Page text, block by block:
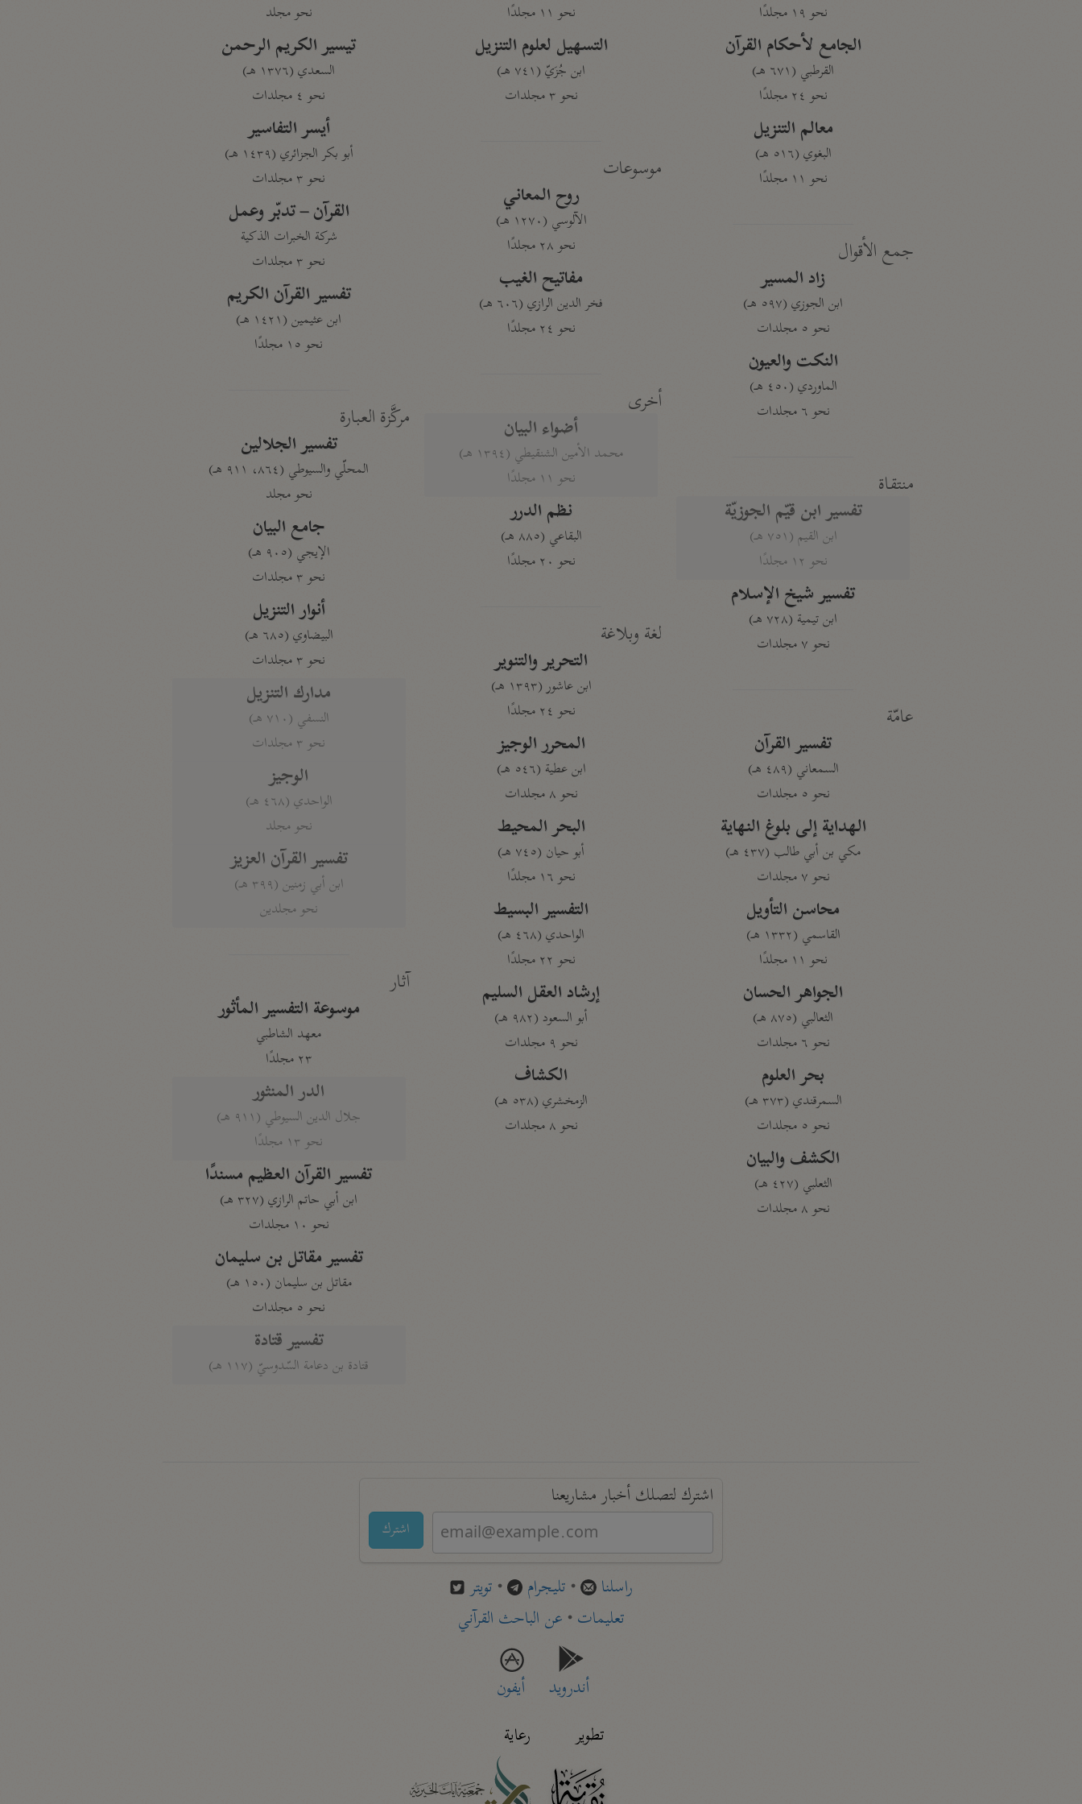
نحو ١٩ مجلدًا
الجامع لأحكام القرآن
القرطبي (٦٧١ هـ)
نحو ٢٤ مجلدًا
معالم التنزيل
البغوي (٥١٦ هـ)
نحو ١١ مجلدًا
جمع الأقوال
زاد المسير
ابن الجوزي (٥٩٧ هـ)
نحو ٥ مجلدات
النكت والعيون
الماوردي (٤٥٠ هـ)
نحو ٦ مجلدات
منتقاة
تفسير ابن قيّم الجوزيّة
ابن القيم (٧٥١ هـ)
نحو ١٢ مجلدًا
تفسير شيخ الإسلام
ابن تيمية (٧٢٨ هـ)
نحو ٧ مجلدات
عامّة
تفسير القرآن
السمعاني (٤٨٩ هـ)
نحو ٥ مجلدات
الهداية إلى بلوغ النهاية
مكي بن أبي طالب (٤٣٧ هـ)
نحو ٧ مجلدات
محاسن التأويل
القاسمي (١٣٣٢ هـ)
نحو ١١ مجلدًا
الجواهر الحسان
الثعالبي (٨٧٥ هـ)
نحو ٦ مجلدات
بحر العلوم
السمرقندي (٣٧٣ هـ)
نحو ٥ مجلدات
الكشف والبيان
الثعلبي (٤٢٧ هـ)
نحو ٨ مجلدات
نحو ١١ مجلدًا
التسهيل لعلوم التنزيل
ابن جُزَيّ (٧٤١ هـ)
نحو ٣ مجلدات
موسوعات
روح المعاني
الآلوسي (١٢٧٠ هـ)
نحو ٢٨ مجلدًا
مفاتيح الغيب
فخر الدين الرازي (٦٠٦ هـ)
نحو ٢٤ مجلدًا
أخرى
أضواء البيان
محمد الأمين الشنقيطي (١٣٩٤ هـ)
نحو ١١ مجلدًا
نظم الدرر
البقاعي (٨٨٥ هـ)
نحو ٢٠ مجلدًا
لغة وبلاغة
التحرير والتنوير
ابن عاشور (١٣٩٣ هـ)
نحو ٢٤ مجلدًا
المحرر الوجيز
ابن عطية (٥٤٦ هـ)
نحو ٨ مجلدات
البحر المحيط
أبو حيان (٧٤٥ هـ)
نحو ١٦ مجلدًا
التفسير البسيط
الواحدي (٤٦٨ هـ)
نحو ٢٢ مجلدًا
إرشاد العقل السليم
أبو السعود (٩٨٢ هـ)
نحو ٩ مجلدات
الكشاف
الزمخشري (٥٣٨ هـ)
نحو ٨ مجلدات
نحو مجلد
تيسير الكريم الرحمن
السعدي (١٣٧٦ هـ)
نحو ٤ مجلدات
أيسر التفاسير
أبو بكر الجزائري (١٤٣٩ هـ)
نحو ٣ مجلدات
القرآن – تدبّر وعمل
شركة الخبرات الذكية
نحو ٣ مجلدات
تفسير القرآن الكريم
ابن عثيمين (١٤٢١ هـ)
نحو ١٥ مجلدًا
مركَّزة العبارة
تفسير الجلالين
المحلّي والسيوطي (٨٦٤، ٩١١ هـ)
نحو مجلد
جامع البيان
الإيجي (٩٠٥ هـ)
نحو ٣ مجلدات
أنوار التنزيل
البيضاوي (٦٨٥ هـ)
نحو ٣ مجلدات
مدارك التنزيل
النسفي (٧١٠ هـ)
نحو ٣ مجلدات
الوجيز
الواحدي (٤٦٨ هـ)
نحو مجلد
تفسير القرآن العزيز
ابن أبي زمنين (٣٩٩ هـ)
نحو مجلدين
آثار
موسوعة التفسير المأثور
معهد الشاطبي
٢٣ مجلدًا
الدر المنثور
جلال الدين السيوطي (٩١١ هـ)
نحو ١٣ مجلدًا
تفسير القرآن العظيم مسندًا
ابن أبي حاتم الرازي (٣٢٧ هـ)
نحو ١٠ مجلدات
تفسير مقاتل بن سليمان
مقاتل بن سليمان (١٥٠ هـ)
نحو ٥ مجلدات
تفسير قتادة
قتادة بن دعامة السّدوسيّ (١١٧ هـ)
اشترك لتصلك أخبار مشاريعنا
اشترك
راسلنا • تليجرام • تويتر
تعليمات• عن الباحث القرآني
أندرويد
أيفون
تطوير
رعاية